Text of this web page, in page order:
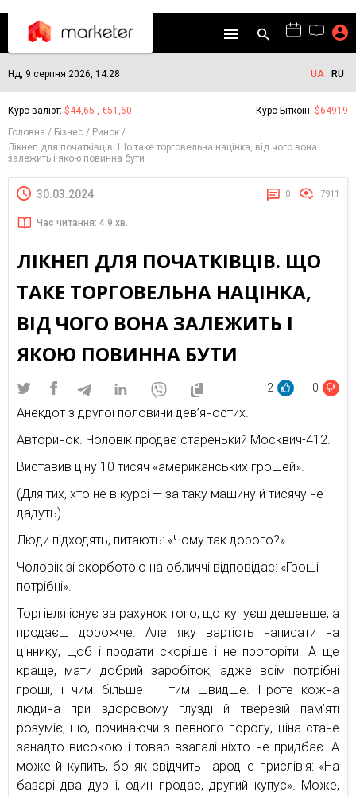
Нд, 9 серпня 2026, 14:28 UA RU
Курс валют: $44,65 , €51,60 Курс Біткоїн: $64919
Головна
Бізнес
Ринок
Лікнеп для початківців. Що таке торговельна націнка, від чого вона
залежить і якою повинна бути
30.03.2024 0 7911
Час читання: 4.9 хв.
ЛІКНЕП ДЛЯ ПОЧАТКІВЦІВ. ЩО
ТАКЕ ТОРГОВЕЛЬНА НАЦІНКА,
ВІД ЧОГО ВОНА ЗАЛЕЖИТЬ І
ЯКОЮ ПОВИННА БУТИ
2 0
Анекдот з другої половини дев’яностих.
Авторинок. Чоловік продає старенький Москвич-412.
Виставив ціну 10 тисяч «американських грошей».
(Для тих, хто не в курсі — за таку машину й тисячу не
дадуть).
Люди підходять, питають: «Чому так дорого?»
Чоловік зі скорботою на обличчі відповідає: «Гроші
потрібні».
Торгівля існує за рахунок того, що купуєш дешевше, а
продаєш дорожче. Але яку вартість написати на
ціннику, щоб і продати скоріше і не прогоріти. А ще
краще, мати добрий заробіток, адже всім потрібні
гроші, і чим більше — тим швидше. Проте кожна
людина при здоровому глузді й тверезій пам’яті
розуміє, що, починаючи з певного порогу, ціна стане
занадто високою і товар взагалі ніхто не придбає. А
може й купить, бо як свідчить народне прислів’я: «На
базарі два дурні, один продає, другий купує». Може,